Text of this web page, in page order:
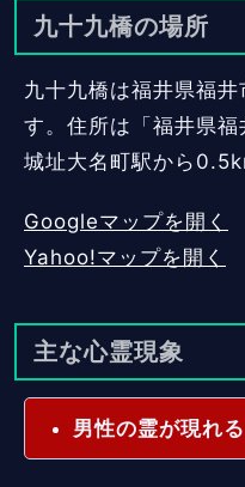
九十九橋の場所
九十九橋は福井県福
す。住所は「福井県
城址大名町駅から
Googleマップを開く
Yahoo!マップを開く
主な心霊現象
男性の霊が現れる